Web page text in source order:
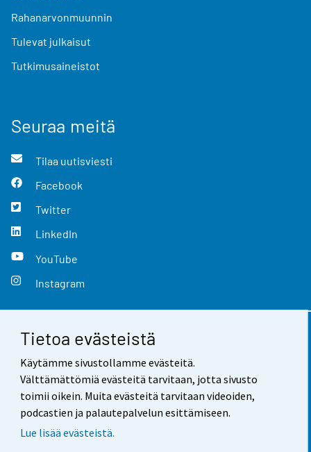
Tietoa evästeistä
Käytämme sivustollamme evästeitä.
Välttämättömiä evästeitä tarvitaan, jotta sivusto
toimii oikein. Muita evästeitä tarvitaan videoiden,
podcastien ja palautepalvelun esittämiseen.
Lue lisää evästeistä.
Rahanarvonmuunnin
Tulevat julkaisut
Tutkimusaineistot
Seuraa meitä
Tilaa uutisviesti
Facebook
Twitter
LinkedIn
YouTube
Instagram
Yhteystiedot
Palaute
Käyttöehdot